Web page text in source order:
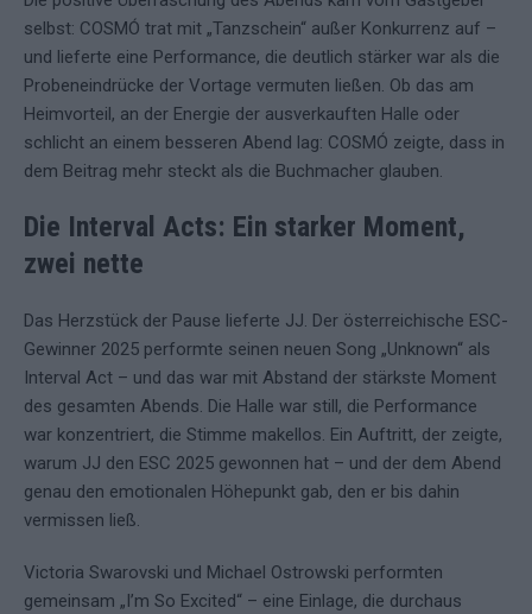
selbst: COSMÓ trat mit „Tanzschein“ außer Konkurrenz auf –
und lieferte eine Performance, die deutlich stärker war als die
Probeneindrücke der Vortage vermuten ließen. Ob das am
Heimvorteil, an der Energie der ausverkauften Halle oder
schlicht an einem besseren Abend lag: COSMÓ zeigte, dass in
dem Beitrag mehr steckt als die Buchmacher glauben.
Die Interval Acts: Ein starker Moment,
zwei nette
Das Herzstück der Pause lieferte JJ. Der österreichische ESC-
Gewinner 2025 performte seinen neuen Song „Unknown“ als
Interval Act – und das war mit Abstand der stärkste Moment
des gesamten Abends. Die Halle war still, die Performance
war konzentriert, die Stimme makellos. Ein Auftritt, der zeigte,
warum JJ den ESC 2025 gewonnen hat – und der dem Abend
genau den emotionalen Höhepunkt gab, den er bis dahin
vermissen ließ.
Victoria Swarovski und Michael Ostrowski performten
gemeinsam „I’m So Excited“ – eine Einlage, die durchaus